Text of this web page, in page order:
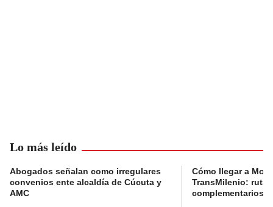
Lo más leído
Abogados señalan como irregulares
convenios ente alcaldía de Cúcuta y
AMC
Cómo llegar a
TransMilenio:
complementarios